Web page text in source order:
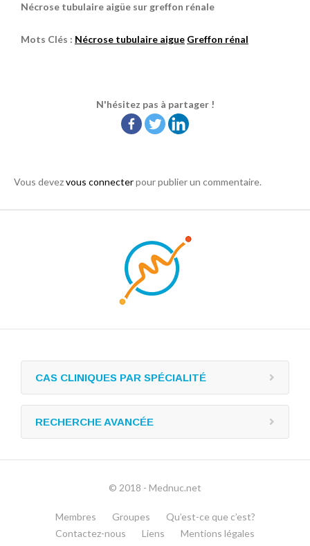
Nécrose tubulaire aigüe sur greffon rénale
Mots Clés : Nécrose tubulaire aigue Greffon rénal
N'hésitez pas à partager !
Vous devezvous connecterpour publier un commentaire.
CAS CLINIQUES PAR SPÉCIALITÉ
RECHERCHE AVANCÉE
© 2018 - Mednuc.net
Membres Groupes
Qu’est-ce que c’est?
Contactez-nous
Liens Mentions légales